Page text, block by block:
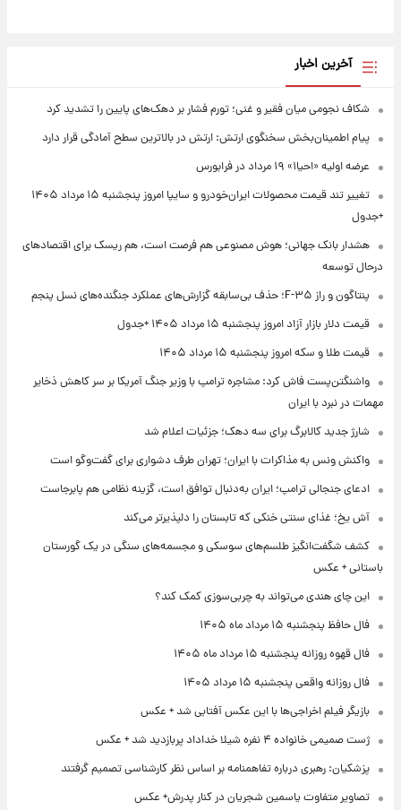
آخرین اخبار
شکاف نجومی میان فقیر و غنی؛ تورم فشار بر دهک‌های پایین را تشدید کرد
پیام اطمینان‌بخش سخنگوی ارتش: ارتش در بالاترین سطح آمادگی قرار دارد
عرضه اولیه «احیا۱» ۱۹ مرداد در فرابورس
تغییر تند قیمت محصولات ایران‌خودرو و سایپا امروز پنجشنبه ۱۵ مرداد ۱۴۰۵
+جدول
هشدار بانک جهانی؛ هوش مصنوعی هم فرصت است، هم ریسک برای اقتصادهای
درحال توسعه
پنتاگون و راز F-۳۵؛ حذف بی‌سابقه گزارش‌های عملکرد جنگنده‌های نسل پنجم
قیمت دلار بازار آزاد امروز پنجشنبه ۱۵ مرداد ۱۴۰۵ +جدول
قیمت طلا و سکه امروز پنجشنبه ۱۵ مرداد ۱۴۰۵
واشنگتن‌پست فاش کرد: مشاجره ترامپ با وزیر جنگ آمریکا بر سر کاهش ذخایر
مهمات در نبرد با ایران
شارژ جدید کالابرگ برای سه دهک؛ جزئیات اعلام شد
واکنش ونس به مذاکرات با ایران؛ تهران طرف دشواری برای گفت‌وگو است
ادعای جنجالی ترامپ؛ ایران به‌دنبال توافق است، گزینه نظامی هم پابرجاست
آش یخ؛ غذای سنتی خنکی که تابستان را دلپذیرتر می‌کند
کشف شگفت‌انگیز طلسم‌های سوسکی و مجسمه‌های سنگی در یک گورستان
باستانی + عکس
این چای هندی می‌تواند به چربی‌سوزی کمک کند؟
فال حافظ پنجشنبه ۱۵ مرداد ماه ۱۴۰۵
فال قهوه روزانه پنجشنبه ۱۵ مرداد ماه ۱۴۰۵
فال روزانه واقعی پنجشنبه ۱۵ مرداد ۱۴۰۵
بازیگر فیلم اخراجی‌ها با این عکس آفتابی شد + عکس
ژست صمیمی خانواده ۴ نفره شیلا خداداد پربازدید شد + عکس
پزشکیان: رهبری درباره تفاهمنامه بر اساس نظر کارشناسی تصمیم گرفتند
تصاویر متفاوت یاسمین شجریان در کنار پدرش+ عکس